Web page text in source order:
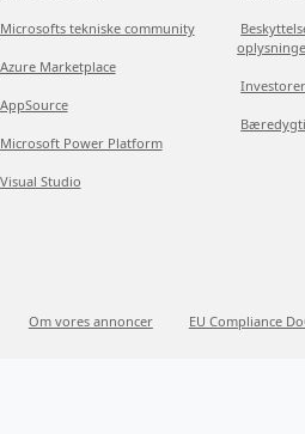
Microsofts tekniske community
Azure Marketplace
AppSource
Microsoft Power Platform
Visual Studio
Investorer
Om vores annoncer EU Compliance